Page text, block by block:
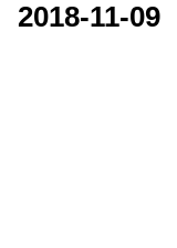
2018-11-09